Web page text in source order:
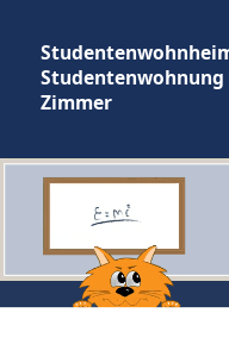
Studentenwohnung
Zimmer